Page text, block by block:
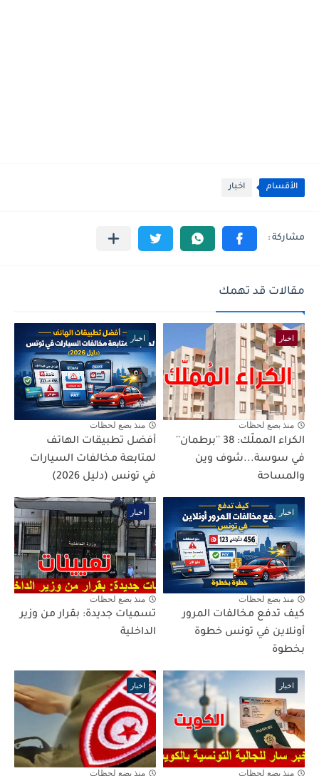
الأقسام اخبار
مقالات قد تهمك
اخبار
منذ بضع لحظات
الكراء المملّك: 38 ''برطمان''
في سوسة...شوف وين
والمساحة
اخبار
منذ بضع لحظات
أفضل تطبيقات الهاتف
لمتابعة مخالفات السيارات
في تونس (دليل 2026)
اخبار
منذ بضع لحظات
كيف تدفع مخالفات المرور
أونلاين في تونس خطوة
بخطوة
اخبار
منذ بضع لحظات
تسميات جديدة: بقرار من وزير
الداخلية
اخبار
منذ بضع لحظات
اخبار
منذ بضع لحظات